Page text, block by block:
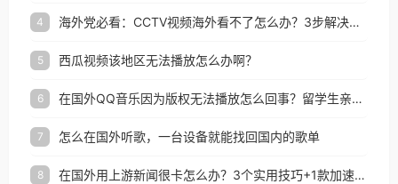
4 海外党必看：CCTV视频海外看不了怎么办？3步解决地区限制+追剧自由
5 西瓜视频该地区无法播放怎么办啊？
6 在国外QQ音乐因为版权无法播放怎么回事？留学生亲测有效的解决办法
7 怎么在国外听歌，一台设备就能找回国内的歌单
8 在国外用上游新闻很卡怎么办？3个实用技巧+1款加速器解决海外看国内内容难题